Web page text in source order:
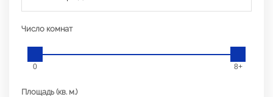
Число комнат
0 8+
Площадь (кв. м.)